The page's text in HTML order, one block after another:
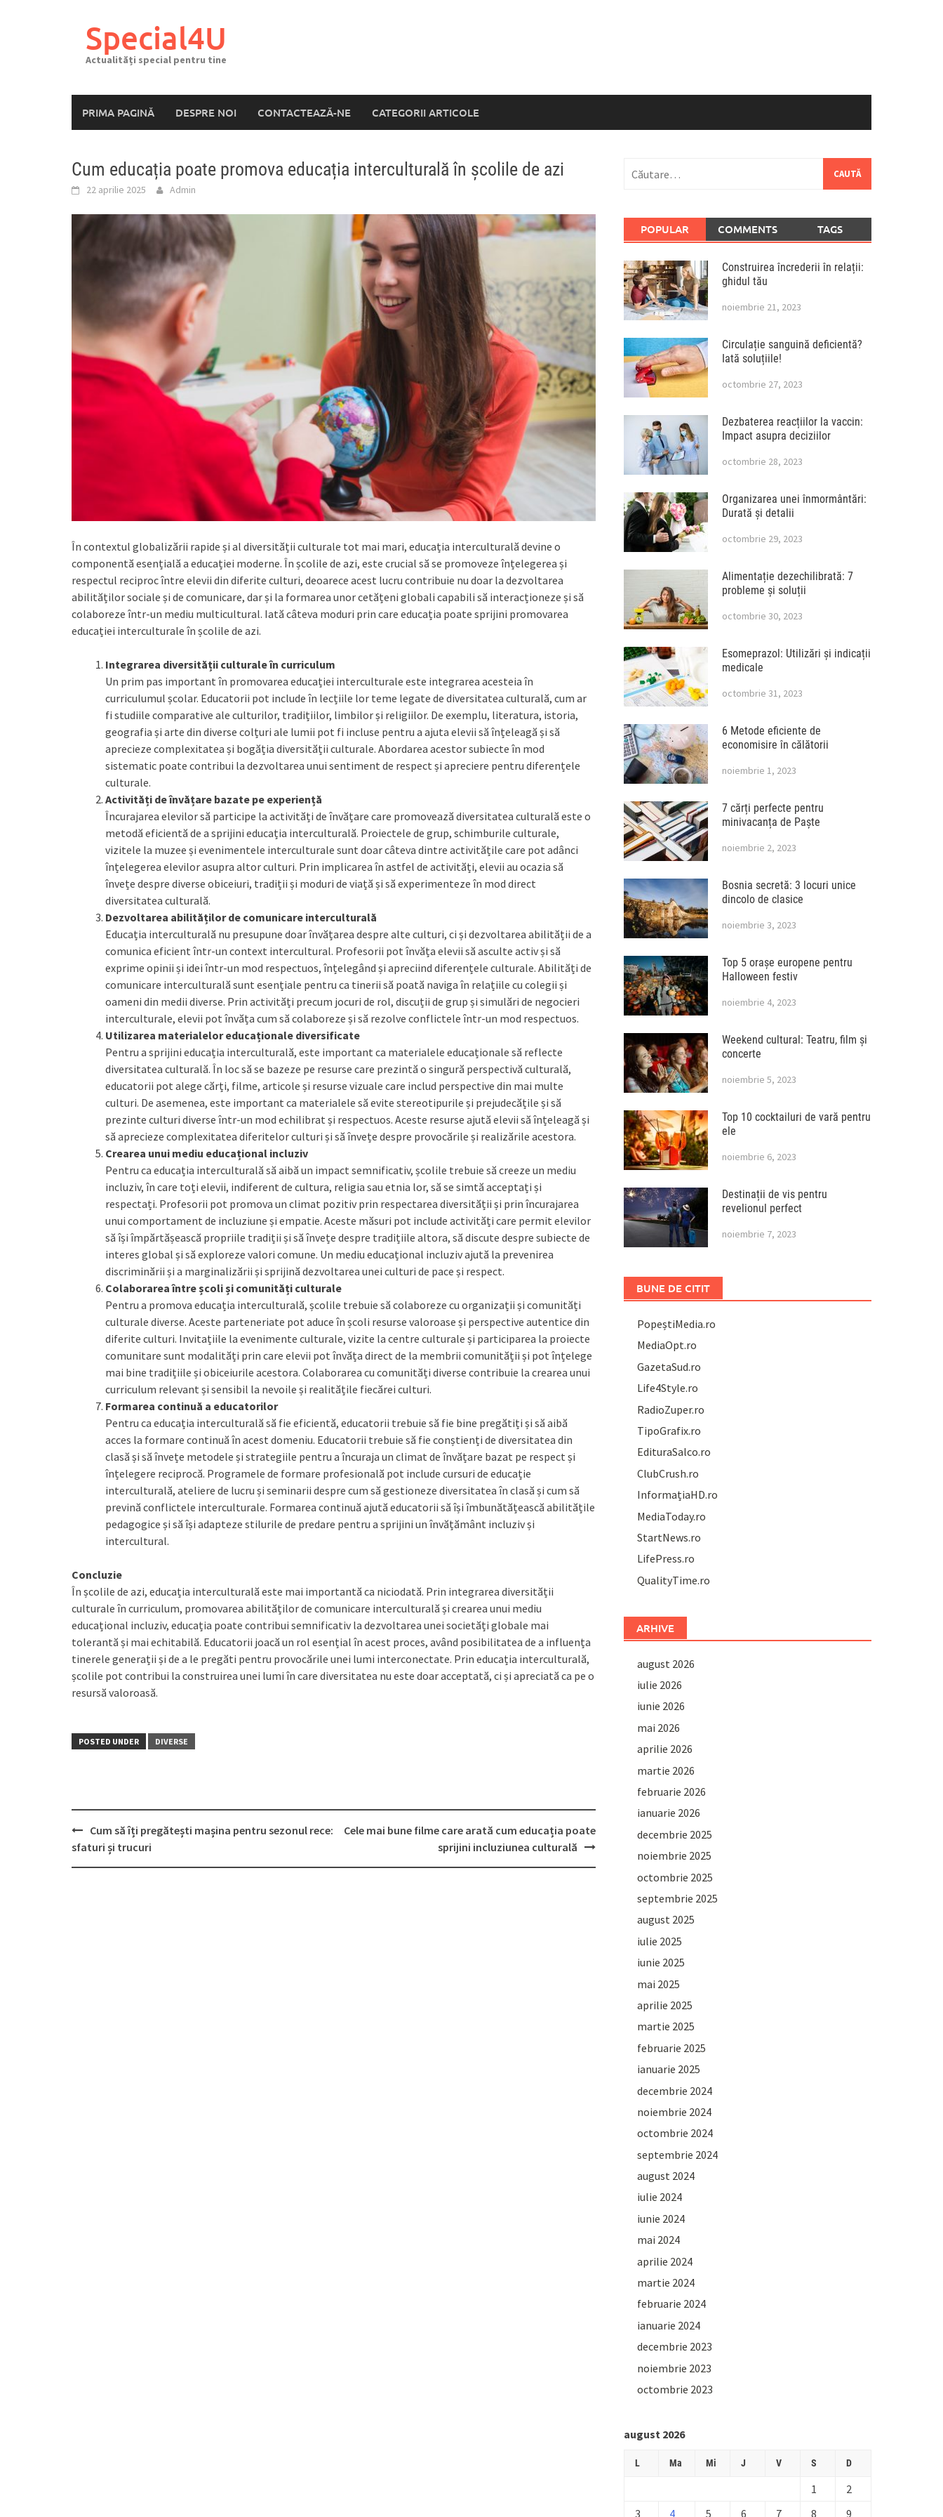
Special4U
Actualități special pentru tine
PRIMA PAGINĂ DESPRE NOI CONTACTEAZĂ-NE CATEGORII ARTICOLE
Cum educația poate promova educația interculturală în școlile de azi
22 aprilie 2025 Admin
În contextul globalizării rapide și al diversității culturale tot mai mari, educația interculturală devine o
componentă esențială a educației moderne. În școlile de azi, este crucial să se promoveze înțelegerea și
respectul reciproc între elevii din diferite culturi, deoarece acest lucru contribuie nu doar la dezvoltarea
abilităților sociale și de comunicare, dar și la formarea unor cetățeni globali capabili să interacționeze și să
colaboreze într-un mediu multicultural. Iată câteva moduri prin care educația poate sprijini promovarea
educației interculturale în școlile de azi.
Integrarea diversității culturale în curriculum
Un prim pas important în promovarea educației interculturale este integrarea acesteia în
curriculumul școlar. Educatorii pot include în lecțiile lor teme legate de diversitatea culturală, cum ar
fi studiile comparative ale culturilor, tradițiilor, limbilor și religiilor. De exemplu, literatura, istoria,
geografia și arte din diverse colțuri ale lumii pot fi incluse pentru a ajuta elevii să înțeleagă și să
aprecieze complexitatea și bogăția diversității culturale. Abordarea acestor subiecte în mod
sistematic poate contribui la dezvoltarea unui sentiment de respect și apreciere pentru diferențele
culturale.
Activități de învățare bazate pe experiență
Încurajarea elevilor să participe la activități de învățare care promovează diversitatea culturală este o
metodă eficientă de a sprijini educația interculturală. Proiectele de grup, schimburile culturale,
vizitele la muzee și evenimentele interculturale sunt doar câteva dintre activitățile care pot adânci
înțelegerea elevilor asupra altor culturi. Prin implicarea în astfel de activități, elevii au ocazia să
învețe despre diverse obiceiuri, tradiții și moduri de viață și să experimenteze în mod direct
diversitatea culturală.
Dezvoltarea abilităților de comunicare interculturală
Educația interculturală nu presupune doar învățarea despre alte culturi, ci și dezvoltarea abilității de a
comunica eficient într-un context intercultural. Profesorii pot învăța elevii să asculte activ și să
exprime opinii și idei într-un mod respectuos, înțelegând și apreciind diferențele culturale. Abilități de
comunicare interculturală sunt esențiale pentru ca tinerii să poată naviga în relațiile cu colegii și
oameni din medii diverse. Prin activități precum jocuri de rol, discuții de grup și simulări de negocieri
interculturale, elevii pot învăța cum să colaboreze și să rezolve conflictele într-un mod respectuos.
Utilizarea materialelor educaționale diversificate
Pentru a sprijini educația interculturală, este important ca materialele educaționale să reflecte
diversitatea culturală. În loc să se bazeze pe resurse care prezintă o singură perspectivă culturală,
educatorii pot alege cărți, filme, articole și resurse vizuale care includ perspective din mai multe
culturi. De asemenea, este important ca materialele să evite stereotipurile și prejudecățile și să
prezinte culturi diverse într-un mod echilibrat și respectuos. Aceste resurse ajută elevii să înțeleagă și
să aprecieze complexitatea diferitelor culturi și să învețe despre provocările și realizările acestora.
Crearea unui mediu educațional incluziv
Pentru ca educația interculturală să aibă un impact semnificativ, școlile trebuie să creeze un mediu
incluziv, în care toți elevii, indiferent de cultura, religia sau etnia lor, să se simtă acceptați și
respectați. Profesorii pot promova un climat pozitiv prin respectarea diversității și prin încurajarea
unui comportament de incluziune și empatie. Aceste măsuri pot include activități care permit elevilor
să își împărtășească propriile tradiții și să învețe despre tradițiile altora, să discute despre subiecte de
interes global și să exploreze valori comune. Un mediu educațional incluziv ajută la prevenirea
discriminării și a marginalizării și sprijină dezvoltarea unei culturi de pace și respect.
Colaborarea între școli și comunități culturale
Pentru a promova educația interculturală, școlile trebuie să colaboreze cu organizații și comunități
culturale diverse. Aceste parteneriate pot aduce în școli resurse valoroase și perspective autentice din
diferite culturi. Invitațiile la evenimente culturale, vizite la centre culturale și participarea la proiecte
comunitare sunt modalități prin care elevii pot învăța direct de la membrii comunității și pot înțelege
mai bine tradițiile și obiceiurile acestora. Colaborarea cu comunități diverse contribuie la crearea unui
curriculum relevant și sensibil la nevoile și realitățile fiecărei culturi.
Formarea continuă a educatorilor
Pentru ca educația interculturală să fie eficientă, educatorii trebuie să fie bine pregătiți și să aibă
acces la formare continuă în acest domeniu. Educatorii trebuie să fie conștienți de diversitatea din
clasă și să învețe metodele și strategiile pentru a încuraja un climat de învățare bazat pe respect și
înțelegere reciprocă. Programele de formare profesională pot include cursuri de educație
interculturală, ateliere de lucru și seminarii despre cum să gestioneze diversitatea în clasă și cum să
prevină conflictele interculturale. Formarea continuă ajută educatorii să își îmbunătățească abilitățile
pedagogice și să își adapteze stilurile de predare pentru a sprijini un învățământ incluziv și
intercultural.
Concluzie
În școlile de azi, educația interculturală este mai importantă ca niciodată. Prin integrarea diversității
culturale în curriculum, promovarea abilităților de comunicare interculturală și crearea unui mediu
educațional incluziv, educația poate contribui semnificativ la dezvoltarea unei societăți globale mai
tolerantă și mai echitabilă. Educatorii joacă un rol esențial în acest proces, având posibilitatea de a influența
tinerele generații și de a le pregăti pentru provocările unei lumi interconectate. Prin educația interculturală,
școlile pot contribui la construirea unei lumi în care diversitatea nu este doar acceptată, ci și apreciată ca pe o
resursă valoroasă.
POSTED UNDER DIVERSE
Post
navigation
Cum să îți pregătești mașina pentru sezonul rece:
sfaturi și trucuri
Cele mai bune filme care arată cum educația poate
sprijini incluziunea culturală
după:
POPULAR COMMENTS TAGS
Construirea încrederii în relații:
ghidul tău
noiembrie 21, 2023
Circulație sanguină deficientă?
Iată soluțiile!
octombrie 27, 2023
Dezbaterea reacțiilor la vaccin:
Impact asupra deciziilor
octombrie 28, 2023
Organizarea unei înmormântări:
Durată și detalii
octombrie 29, 2023
Alimentație dezechilibrată: 7
probleme și soluții
octombrie 30, 2023
Esomeprazol: Utilizări și indicații
medicale
octombrie 31, 2023
6 Metode eficiente de
economisire în călătorii
noiembrie 1, 2023
7 cărți perfecte pentru
minivacanța de Paște
noiembrie 2, 2023
Bosnia secretă: 3 locuri unice
dincolo de clasice
noiembrie 3, 2023
Top 5 orașe europene pentru
Halloween festiv
noiembrie 4, 2023
Weekend cultural: Teatru, film și
concerte
noiembrie 5, 2023
Top 10 cocktailuri de vară pentru
ele
noiembrie 6, 2023
Destinații de vis pentru
revelionul perfect
noiembrie 7, 2023
BUNE DE CITIT
PopeștiMedia.ro
MediaOpt.ro
GazetaSud.ro
Life4Style.ro
RadioZuper.ro
TipoGrafix.ro
EdituraSalco.ro
ClubCrush.ro
InformațiaHD.ro
MediaToday.ro
StartNews.ro
LifePress.ro
QualityTime.ro
ARHIVE
august 2026
iulie 2026
iunie 2026
mai 2026
aprilie 2026
martie 2026
februarie 2026
ianuarie 2026
decembrie 2025
noiembrie 2025
octombrie 2025
septembrie 2025
august 2025
iulie 2025
iunie 2025
mai 2025
aprilie 2025
martie 2025
februarie 2025
ianuarie 2025
decembrie 2024
noiembrie 2024
octombrie 2024
septembrie 2024
august 2024
iulie 2024
iunie 2024
mai 2024
aprilie 2024
martie 2024
februarie 2024
ianuarie 2024
decembrie 2023
noiembrie 2023
octombrie 2023
august 2026
L Ma Mi J V S D
1
2
3
4 5 6 7 8 9